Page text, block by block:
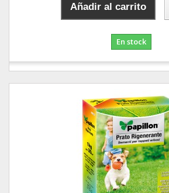
Añadir al carrito
En stock